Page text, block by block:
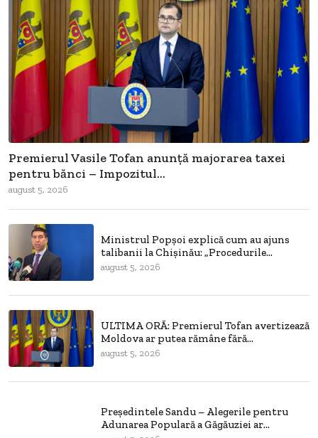
Premierul Vasile Tofan anunță majorarea taxei
pentru bănci – Impozitul...
august 5, 2026
Ministrul Popșoi explică cum au ajuns
talibanii la Chișinău: „Procedurile...
august 5, 2026
ULTIMA ORĂ: Premierul Tofan avertizează
Moldova ar putea rămâne fără...
august 5, 2026
Președintele Sandu – Alegerile pentru
Adunarea Populară a Găgăuziei ar...